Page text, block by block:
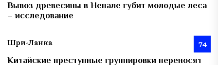
Вывоз древесины в Непале губит молодые леса
– исследование
Шри-Ланка 74
Китайские преступные группировки переносят